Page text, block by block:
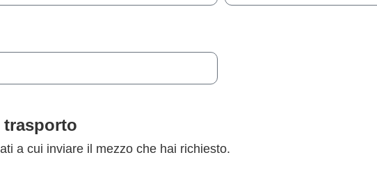
trasporto
a cui inviare il mezzo che hai richiesto.